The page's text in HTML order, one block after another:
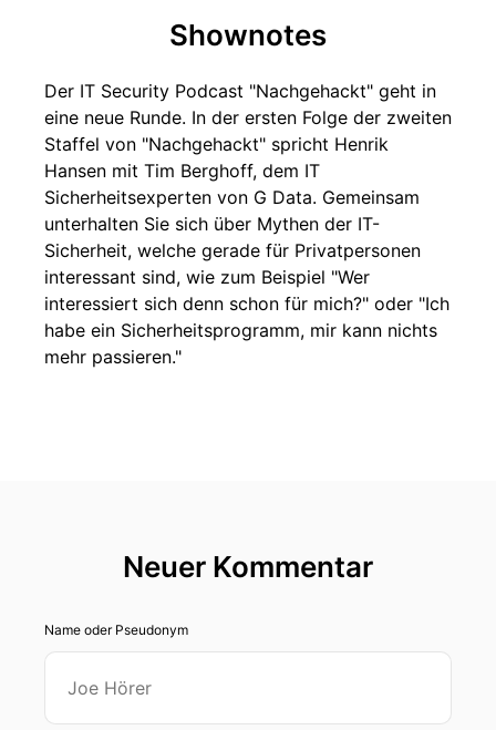
Shownotes
Der IT Security Podcast "Nachgehackt" geht in
eine neue Runde. In der ersten Folge der zweiten
Staffel von "Nachgehackt" spricht Henrik
Hansen mit Tim Berghoff, dem IT
Sicherheitsexperten von G Data. Gemeinsam
unterhalten Sie sich über Mythen der IT-
Sicherheit, welche gerade für Privatpersonen
interessant sind, wie zum Beispiel "Wer
interessiert sich denn schon für mich?" oder "Ich
habe ein Sicherheitsprogramm, mir kann nichts
mehr passieren."
Neuer Kommentar
Name oder Pseudonym